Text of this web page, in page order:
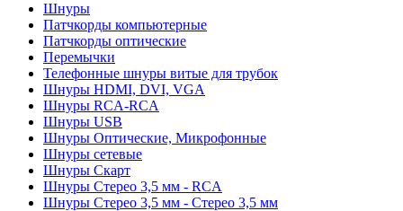
Шнуры
Патчкорды компьютерные
Патчкорды оптические
Перемычки
Телефонные шнуры витые для трубок
Шнуры HDMI, DVI, VGA
Шнуры RCA-RCA
Шнуры USB
Шнуры Оптические, Микрофонные
Шнуры сетевые
Шнуры Скарт
Шнуры Стерео 3,5 мм - RCA
Шнуры Стерео 3,5 мм - Стерео 3,5 мм